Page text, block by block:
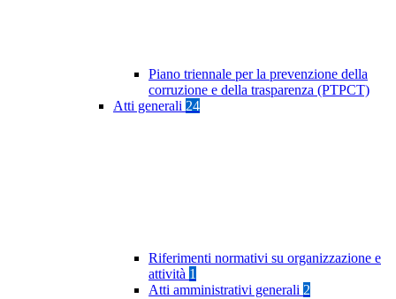
Piano triennale per la prevenzione della
corruzione e della trasparenza (PTPCT)
Atti generali 24
Riferimenti normativi su organizzazione e
attività 1
Atti amministrativi generali 2